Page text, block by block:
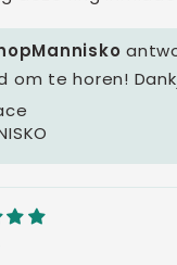
om te horen!